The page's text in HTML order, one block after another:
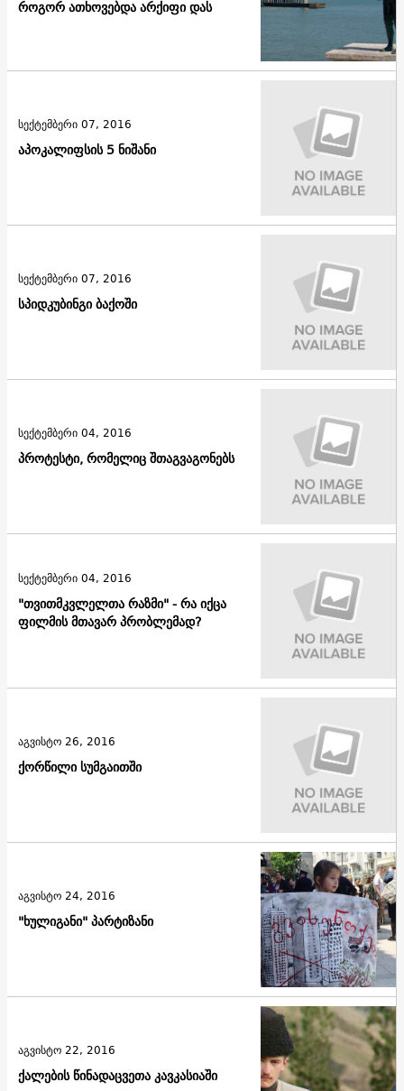
როგორ ათხოვებდა არქიფი დას
აპოკალიფსის 5 ნიშანი
სექტემბერი 07, 2016
სპიდკუბინგი ბაქოში
სექტემბერი 07, 2016
პროტესტი, რომელიც შთაგვაგონებს
სექტემბერი 04, 2016
"თვითმკვლელთა რაზმი" - რა იქცა
ფილმის მთავარ პრობლემად?
სექტემბერი 04, 2016
ქორწილი სუმგაითში
აგვისტო 26, 2016
"ხულიგანი" პარტიზანი
აგვისტო 24, 2016
ქალების წინადაცვეთა კავკასიაში
აგვისტო 22, 2016